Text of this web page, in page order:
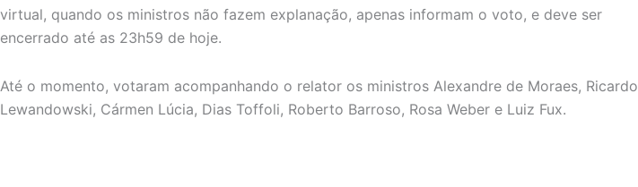
virtual, quando os ministros não fazem explanação, apenas informam o voto, e deve ser
encerrado até as 23h59 de hoje.
Até o momento, votaram acompanhando o relator os ministros Alexandre de Moraes, Ricardo
Lewandowski, Cármen Lúcia, Dias Toffoli, Roberto Barroso, Rosa Weber e Luiz Fux.